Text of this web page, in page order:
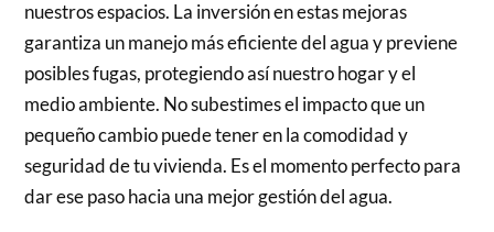
nuestros espacios. La inversión en estas mejoras
garantiza un manejo más eficiente del agua y previene
posibles fugas, protegiendo así nuestro hogar y el
medio ambiente. No subestimes el impacto que un
pequeño cambio puede tener en la comodidad y
seguridad de tu vivienda. Es el momento perfecto para
dar ese paso hacia una mejor gestión del agua.